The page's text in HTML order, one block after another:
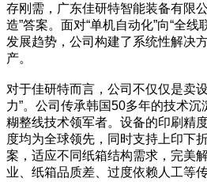
存刚需，广东佳研特智能装备有限
造”答案。面对“单机自动化”向“全线
发展趋势，公司构建了系统性解决
产。
对于佳研特而言，公司不仅仅是卖
力”。公司传承韩国50多年的技术
糊整线技术领军者。设备的印刷精
度均为全球领先，同时支持上印下
案，适应不同纸箱结构需求，完美
业、纸箱品质差、过度依赖人工等